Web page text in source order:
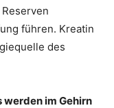
führen. Kreatin
des
werden im Gehirn